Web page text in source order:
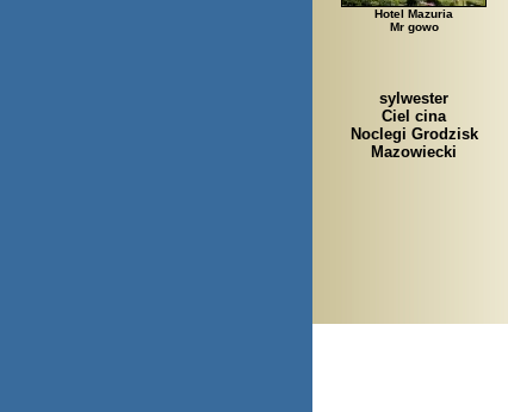
Hotel Mazuria
Mr gowo
sylwester
Ciel cina
Noclegi Grodzisk
Mazowiecki